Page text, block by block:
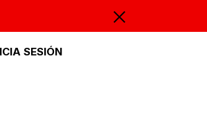
SESIÓN